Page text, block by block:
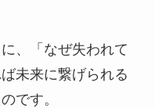
、「なぜ失われて
未来に繋げられる
です。